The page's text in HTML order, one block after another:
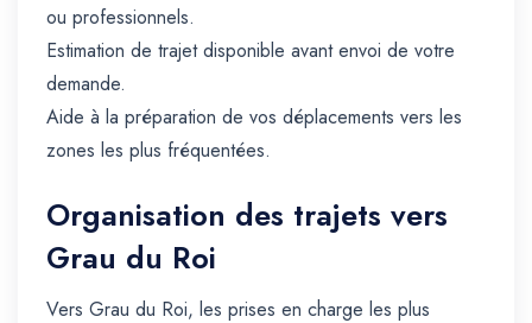
ou professionnels.
Estimation de trajet disponible avant envoi de votre
demande.
Aide à la préparation de vos déplacements vers les
zones les plus fréquentées.
Organisation des trajets vers
Grau du Roi
Vers Grau du Roi, les prises en charge les plus